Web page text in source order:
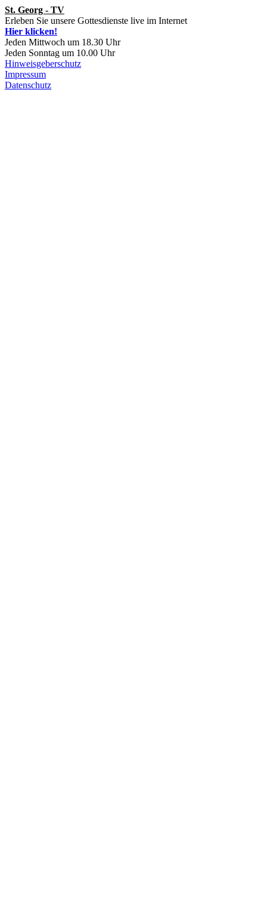
St. Georg - TV
Erleben Sie unsere Gottesdienste live im Internet
Hier klicken!
Jeden Mittwoch um 18.30 Uhr
Jeden Sonntag um 10.00 Uhr
Hinweisgeberschutz
Impressum
Datenschutz